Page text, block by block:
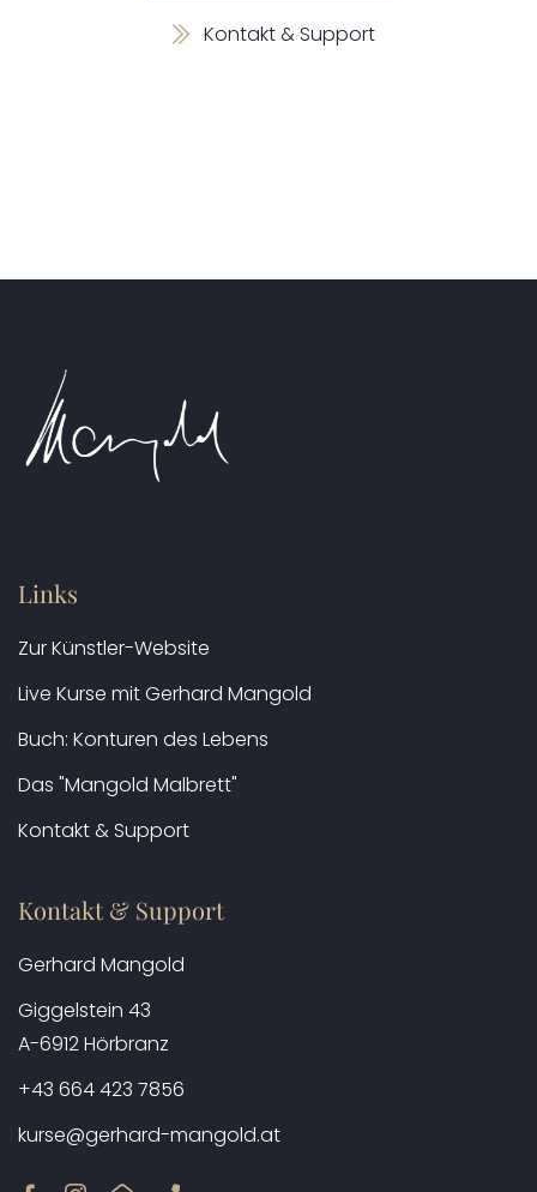
Kontakt & Support
Links
Zur Künstler-Website
Live Kurse mit Gerhard Mangold
Buch: Konturen des Lebens
Das "Mangold Malbrett"
Kontakt & Support
Kontakt & Support
Gerhard Mangold
Giggelstein 43
A-6912 Hörbranz
+43 664 423 7856
kurse@gerhard-mangold.at